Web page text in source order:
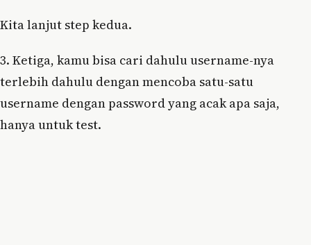
Kita lanjut step kedua.
3. Ketiga, kamu bisa cari dahulu username-nya
terlebih dahulu dengan mencoba satu-satu
username dengan password yang acak apa saja,
hanya untuk test.